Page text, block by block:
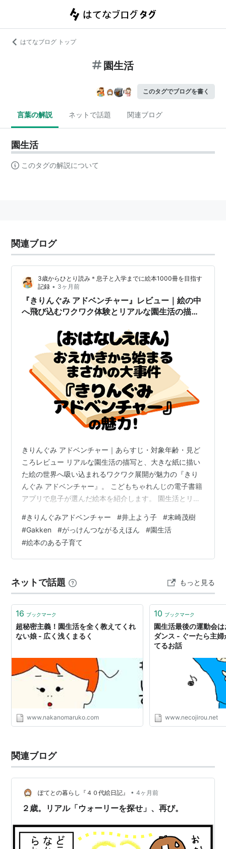
はてなブログ トップ
園生活
このタグでブログを書く
言葉の解説 ネットで話題 関連ブログ
園生活
このタグの解説について
関連ブログ
3歳からひとり読み＊息子と入学までに絵本1000冊を目指す
記録 • 3ヶ月前
『きりんぐみ アドベンチャー』レビュー｜絵の中
へ飛び込むワクワク体験とリアルな園生活の描写
きりんぐみ アドベンチャー｜あらすじ・対象年齢・見ど
ころレビュー リアルな園生活の描写と、大きな紙に描い
た絵の世界へ吸い込まれるワクワク展開が魅力の『きり
んぐみ アドベンチャー』。 こどもちゃれんじの電子書籍
アプリで息子が選んだ絵本を紹介します。 園生活とリン
った一冊です。 きりんぐみ アドベンチャー｜あらすじ・
対象年齢・見どころレビュー 『きりんぐみ アドベンチャ
ー』ってどんな絵本？ あらすじ この絵本に出会ったきっ
かけ この絵本の見どころ・感想 アドベンチャー感ある表
開！絵の中の渦巻に吸…
#きりんぐみアドベンチャー #井上よう子 #末崎茂樹
#Gakken #がっけんつながるえほん #園生活
#絵本のある子育て
ネットで話題 もっと見る
16 ブックマーク
超秘密主義！園生活を全く教えてくれ
ない娘 - 広く浅くまるく
www.nakanomaruko.com
10 ブックマーク
園生活最後の運動会
ダンス - ぐーたら主
てるお話
www.necojirou.net
関連ブログ
ぽてとの暮らし『４０代絵日記』 • 4ヶ月前
２歳。リアル「ウォーリーを探せ」、再び。